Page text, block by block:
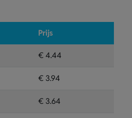
Prijs
€ 4.44
€ 3.94
€ 3.64